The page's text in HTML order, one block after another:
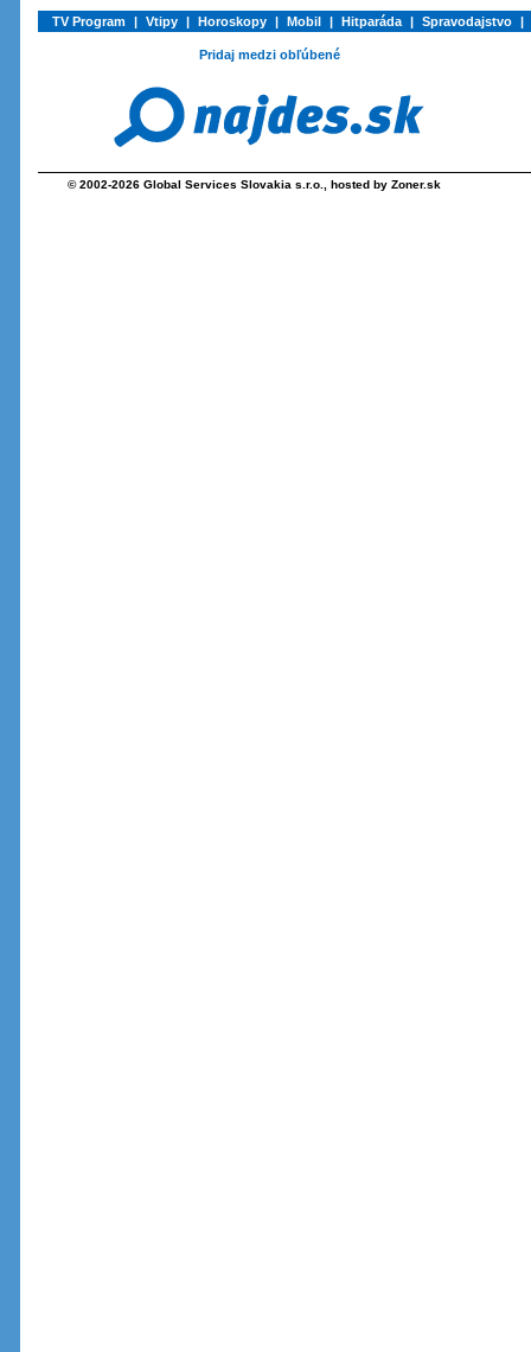
TV Program | Vtipy | Horoskopy | Mobil | Hitparáda | Spravodajstvo |
Pridaj medzi obľúbené
© 2002-2026 Global Services Slovakia s.r.o. , hosted by Zoner.sk